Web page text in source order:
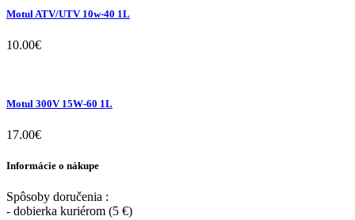
Motul ATV/UTV 10w-40 1L
10.00€
Motul 300V 15W-60 1L
17.00€
Informácie o nákupe
Spôsoby doručenia :
- dobierka kuriérom (5 €)